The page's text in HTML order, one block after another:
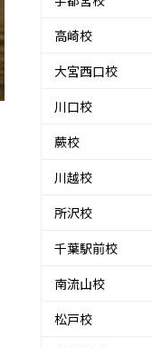
高崎校
大宮西口校
川口校
蕨校
川越校
所沢校
千葉駅前校
南流山校
松戸校